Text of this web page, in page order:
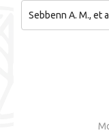
Sebbenn A. M., et